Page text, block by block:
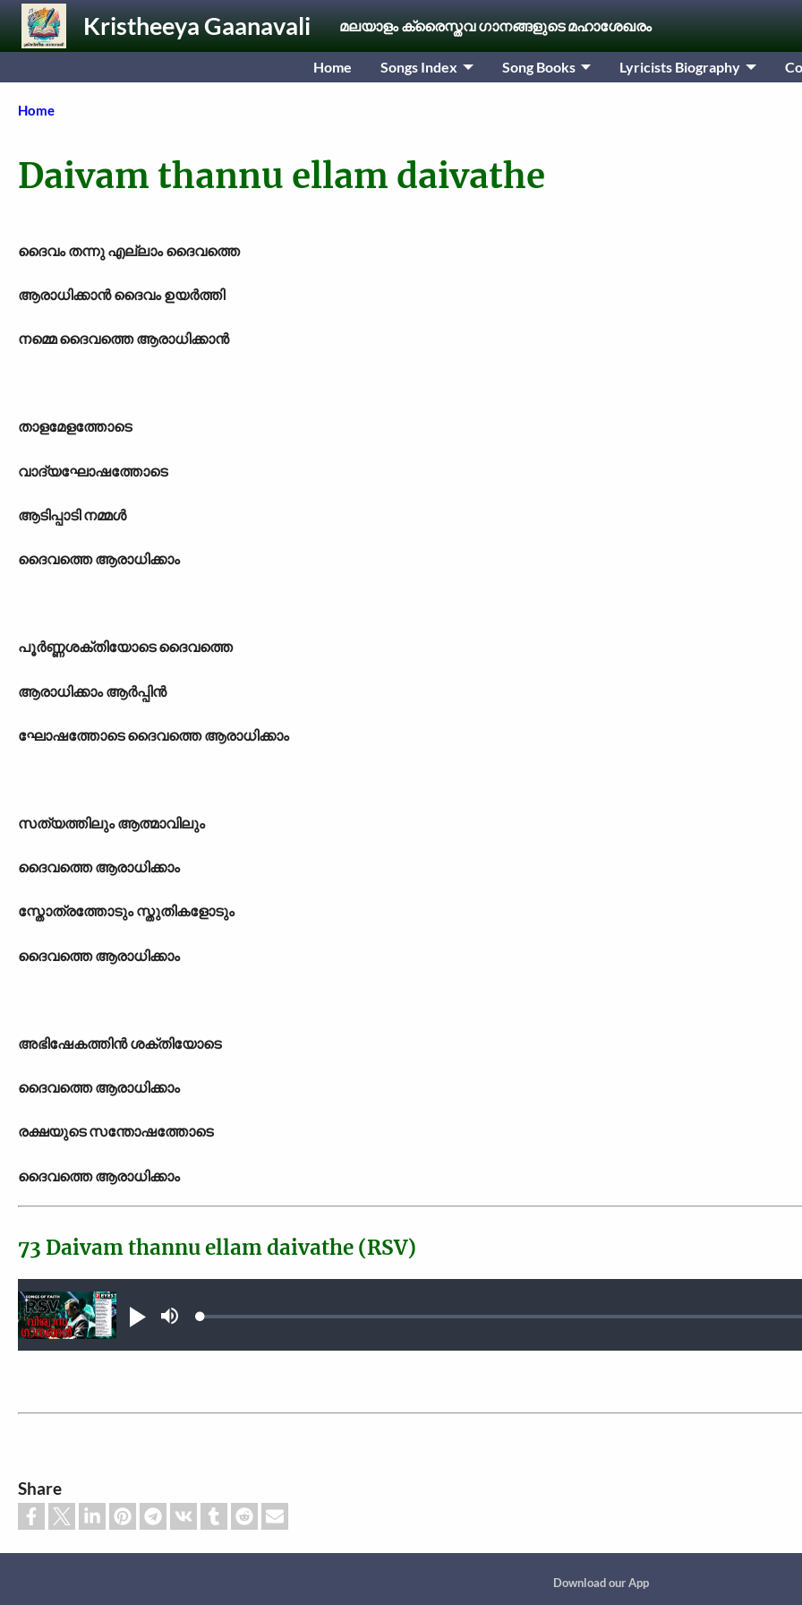
Skip to main contentKristheeya Gaanavali മലയാളം ക്രൈസ്തവ ഗാനങ്ങളുടെ മഹാശേഖരം
Home Songs Index Song Books Lyricists Biography
Breadcrumb
Home
Daivam thannu ellam daivathe
ദൈവം തന്നു എല്ലാം ദൈവത്തെ
ആരാധിക്കാന്‍ ദൈവം ഉയര്‍ത്തി
നമ്മെ ദൈവത്തെ ആരാധിക്കാന്‍
താളമേളത്തോടെ
വാദ‍്യഘോഷത്തോടെ
ആടിപ്പാടി നമ്മള്‍
ദൈവത്തെ ആരാധിക്കാം
പൂര്‍ണ്ണശക്തിയോടെ ദൈവത്തെ
ആരാധിക്കാം ആര്‍പ്പിന്‍
ഘോഷത്തോടെ ദൈവത്തെ ആരാധിക്കാം
സത‍്യത്തിലും ആത്മാവിലും
ദൈവത്തെ ആരാധിക്കാം
സ്തോത്രത്തോടും സ്തുതികളോടും
ദൈവത്തെ ആരാധിക്കാം
അഭിഷേകത്തിന്‍ ശക്തിയോടെ
ദൈവത്തെ ആരാധിക്കാം
രക്ഷയുടെ സന്തോഷത്തോടെ
ദൈവത്തെ ആരാധിക്കാം
Audio file
Play MuteLoaded:
73 Daivam thannu ellam daivathe (RSV)
Share
Custom footer
Download our App